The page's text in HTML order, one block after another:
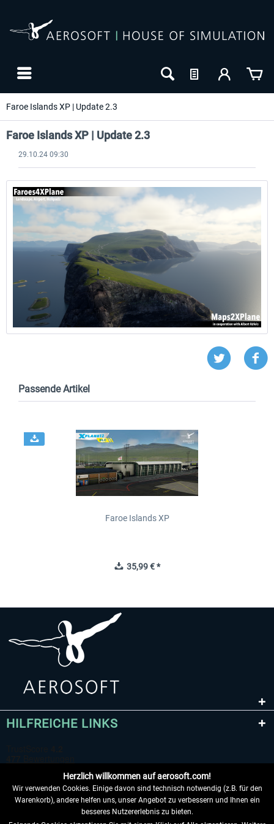
Faroe Islands XP | Update 2.3
Faroe Islands XP | Update 2.3
29.10.24 09:30
Passende Artikel
Faroe Islands XP
35,99 € *
HILFREICHE LINKS
Herzlich willkommen auf aerosoft.com!
Wir verwenden Cookies. Einige davon sind technisch notwendig (z.B. für den
Warenkorb), andere helfen uns, unser Angebot zu verbessern und Ihnen ein
besseres Nutzererlebnis zu bieten.